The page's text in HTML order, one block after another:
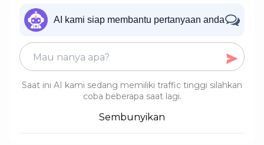
AI kami siap membantu pertanyaan anda
Saat ini AI kami sedang memiliki traffic tinggi silahkan
coba beberapa saat lagi.
Sembunyikan